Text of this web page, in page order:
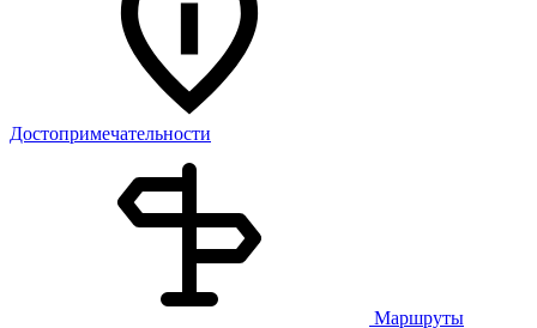
Достопримечательности
Маршруты